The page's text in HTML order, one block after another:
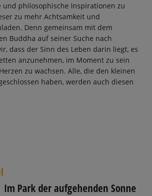
philosophische Inspirationen zu
zu mehr Achtsamkeit und
Denn gemeinsam mit dem
Buddha auf seiner Suche nach
dass der Sinn des Leben darin liegt, es
anzunehmen, im Moment zu sein
zu wachsen. Alle, die den kleinen
haben, werden auch diesen
Im Park der aufgehenden Sonne